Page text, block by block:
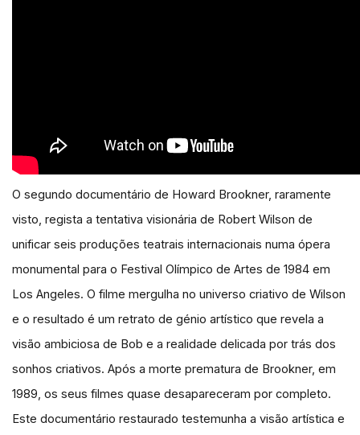
O segundo documentário de Howard Brookner, raramente
visto, regista a tentativa visionária de Robert Wilson de
unificar seis produções teatrais internacionais numa ópera
monumental para o Festival Olímpico de Artes de 1984 em
Los Angeles. O filme mergulha no universo criativo de Wilson
e o resultado é um retrato de génio artístico que revela a
visão ambiciosa de Bob e a realidade delicada por trás dos
sonhos criativos. Após a morte prematura de Brookner, em
1989, os seus filmes quase desapareceram por completo.
Este documentário restaurado testemunha a visão artística e